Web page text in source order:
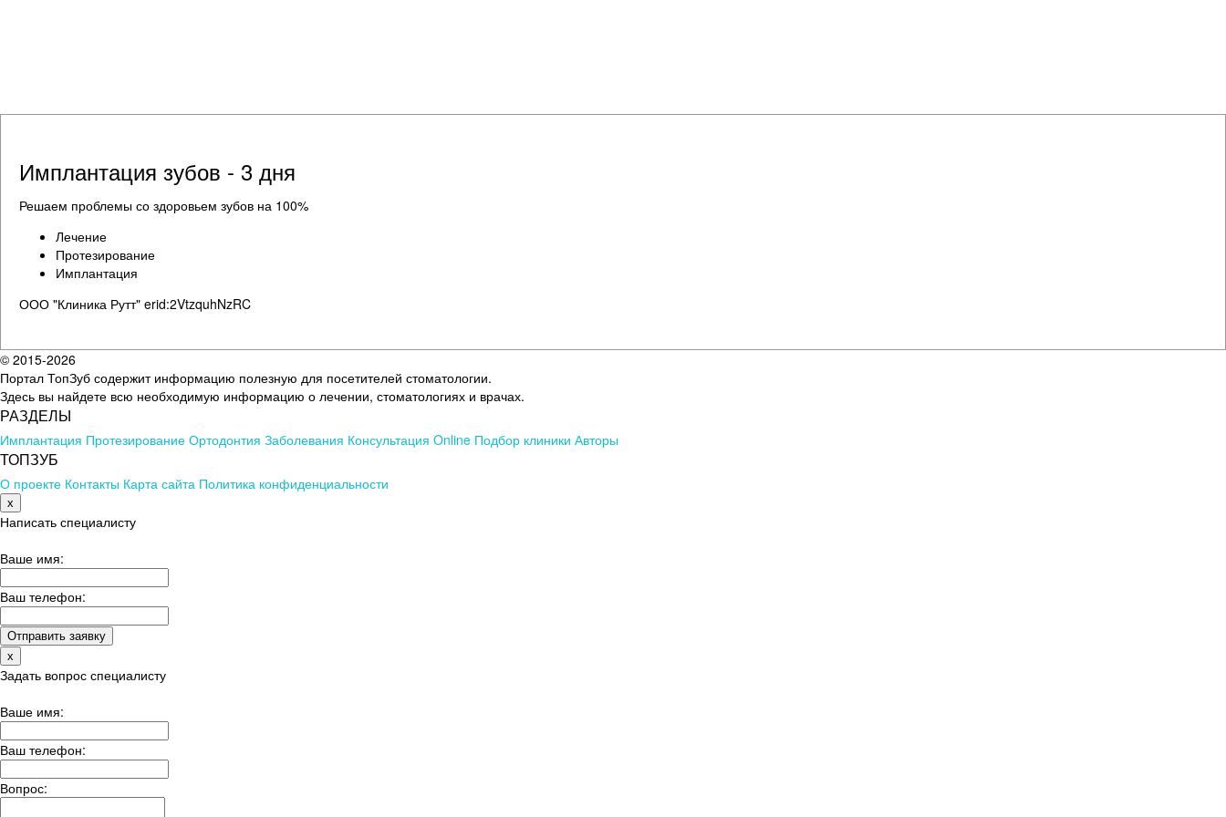
Имплантация зубов - 3 дня
Решаем проблемы со здоровьем зубов на 100%
Лечение
Протезирование
Имплантация
ООО "Клиника Рутт" erid:2VtzquhNzRC
© 2015-2026
Портал ТопЗуб содержит информацию полезную для посетителей стоматологии.
Здесь вы найдете всю необходимую информацию о лечении, стоматологиях и врачах.
РАЗДЕЛЫ
Имплантация Протезирование Ортодонтия Заболевания Консультация Online Подбор клиники Авторы
ТОПЗУБ
О проекте Контакты Карта сайта Политика конфиденциальности
x
Написать специалисту
Ваше имя:
Ваш телефон:
x
Задать вопрос специалисту
Ваше имя:
Ваш телефон:
Вопрос: